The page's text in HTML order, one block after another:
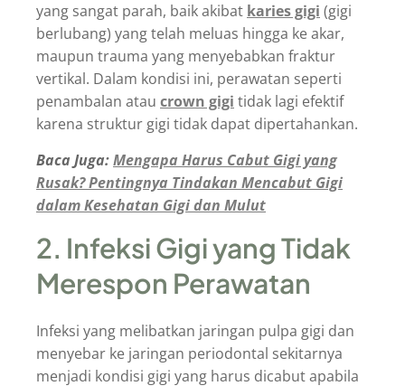
yang sangat parah, baik akibat karies gigi (gigi
berlubang) yang telah meluas hingga ke akar,
maupun trauma yang menyebabkan fraktur
vertikal. Dalam kondisi ini, perawatan seperti
penambalan atau crown gigi tidak lagi efektif
karena struktur gigi tidak dapat dipertahankan.
Baca Juga:Mengapa Harus Cabut Gigi yang
Rusak? Pentingnya Tindakan Mencabut Gigi
dalam Kesehatan Gigi dan Mulut
2. Infeksi Gigi yang Tidak
Merespon Perawatan
Infeksi yang melibatkan jaringan pulpa gigi dan
menyebar ke jaringan periodontal sekitarnya
menjadi kondisi gigi yang harus dicabut apabila